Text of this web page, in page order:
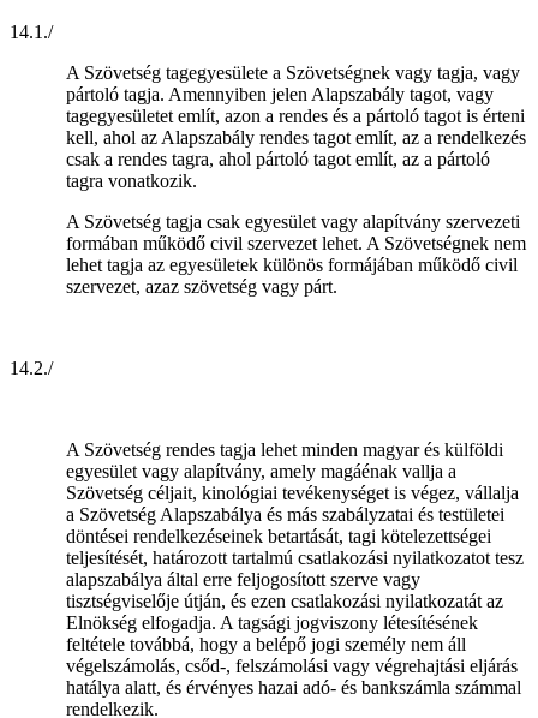
14.1./
A Szövetség tagegyesülete a Szövetségnek vagy tagja, vagy
pártoló tagja. Amennyiben jelen Alapszabály tagot, vagy
tagegyesületet említ, azon a rendes és a pártoló tagot is érteni
kell, ahol az Alapszabály rendes tagot említ, az a rendelkezés
csak a rendes tagra, ahol pártoló tagot említ, az a pártoló
tagra vonatkozik.
A Szövetség tagja csak egyesület vagy alapítvány szervezeti
formában működő civil szervezet lehet. A Szövetségnek nem
lehet tagja az egyesületek különös formájában működő civil
szervezet, azaz szövetség vagy párt.
14.2./
A Szövetség rendes tagja lehet minden magyar és külföldi
egyesület vagy alapítvány, amely magáénak vallja a
Szövetség céljait, kinológiai tevékenységet is végez, vállalja
a Szövetség Alapszabálya és más szabályzatai és testületei
döntései rendelkezéseinek betartását, tagi kötelezettségei
teljesítését, határozott tartalmú csatlakozási nyilatkozatot tesz
alapszabálya által erre feljogosított szerve vagy
tisztségviselője útján, és ezen csatlakozási nyilatkozatát az
Elnökség elfogadja. A tagsági jogviszony létesítésének
feltétele továbbá, hogy a belépő jogi személy nem áll
végelszámolás, csőd-, felszámolási vagy végrehajtási eljárás
hatálya alatt, és érvényes hazai adó- és bankszámla számmal
rendelkezik.